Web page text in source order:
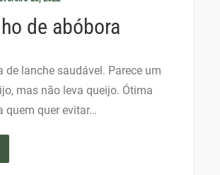
de abóbora
de lanche saudável. Parece um
mas não leva queijo. Ótima
quem quer evitar…